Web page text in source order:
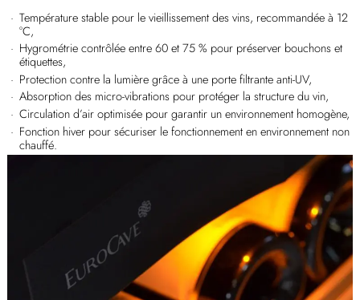
Température stable pour le vieillissement des vins, recommandée à 12
°C,
Hygrométrie contrôlée entre 60 et 75 % pour préserver bouchons et
étiquettes,
Protection contre la lumière grâce à une porte filtrante anti-UV,
Absorption des micro-vibrations pour protéger la structure du vin,
Circulation d’air optimisée pour garantir un environnement homogène,
Fonction hiver pour sécuriser le fonctionnement en environnement non
chauffé.